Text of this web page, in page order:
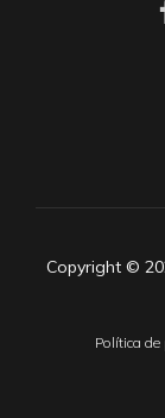
Copyright ©
Política